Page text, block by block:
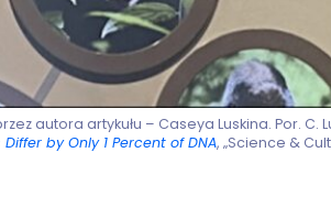
autora artykułu – Caseya Luskina. Por. C.
by Only 1 Percent of DNA, „Science &